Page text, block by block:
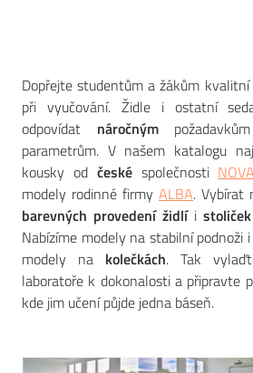
Dopřejte studentům a žákům
při vyučování. Židle i ostatní
odpovídat náročným
parametrům. V našem katalogu
kousky od české společnosti
modely rodinné firmy ALBA. Vybírat
barevných provedení židlí i stoliček
Nabízíme modely na stabilní
modely na kolečkách. Tak
laboratoře k dokonalosti a připravte
kde jim učení půjde jedna báseň.